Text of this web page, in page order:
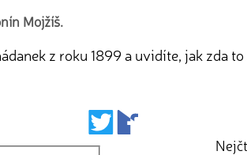
Mojžíš.
z roku 1899 a uvidíte, jak zda